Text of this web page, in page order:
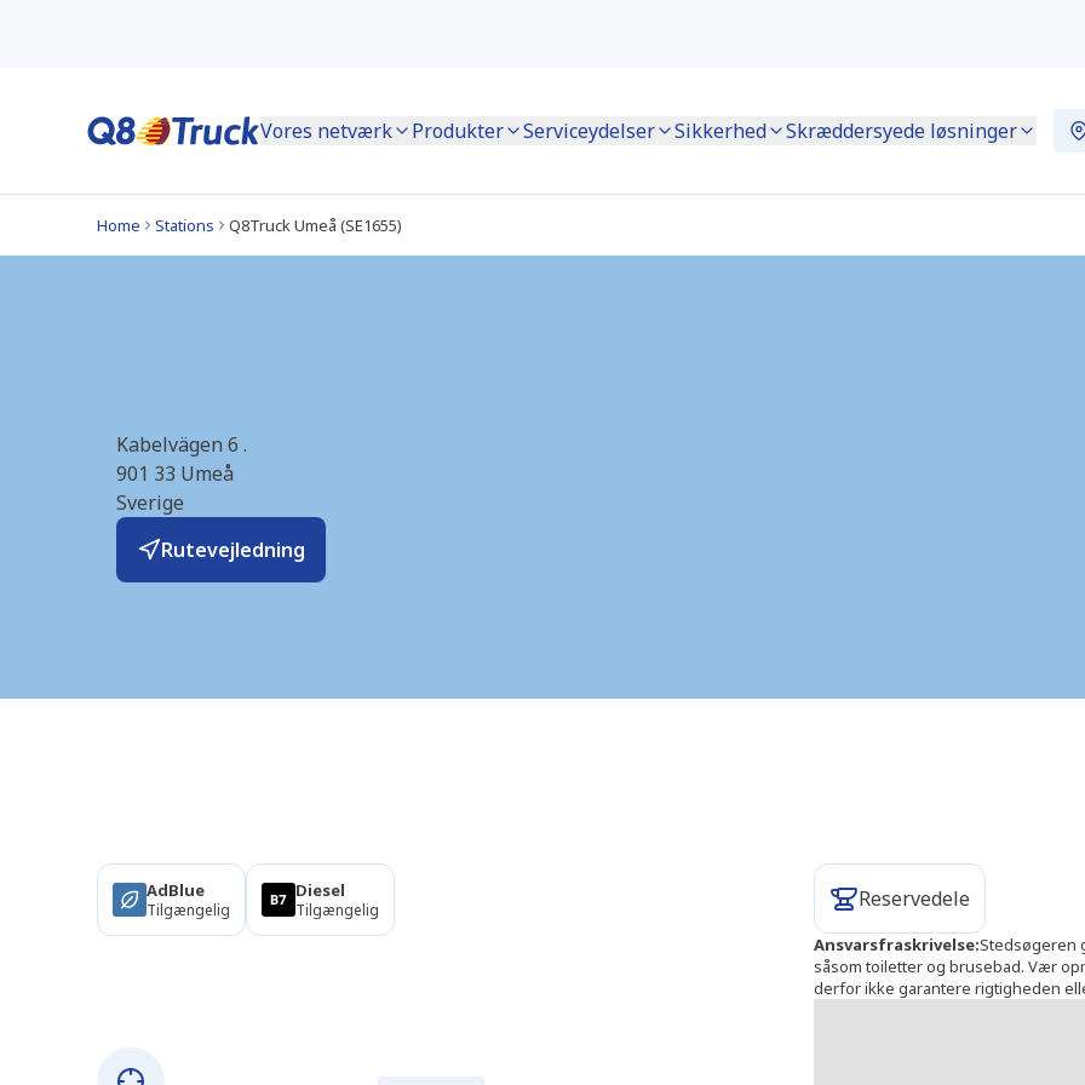
Vores netværk Produkter Serviceydelser Sikkerhed Skræddersyede løsninger
Home Stations Q8Truck Umeå (SE1655)
Kabelvägen 6 .
901 33 Umeå
Sverige
Rutevejledning
AdBlue
Tilgængelig
Diesel
Tilgængelig Reservedele
Ansvarsfraskrivelse:Stedsøgeren
såsom toiletter og brusebad. Vær
derfor ikke garantere rigtigheden